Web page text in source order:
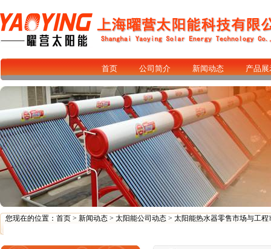
首页 公司简介 新闻动态 产品展
您现在的位置： 首页 > 新闻动态 > 太阳能公司动态 > 太阳能热水器零售市场与工程